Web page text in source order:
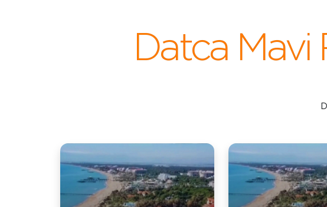
Datca Mavi